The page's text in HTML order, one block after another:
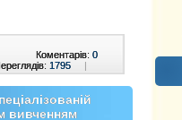
Коментарів: 0
1795 |
вивченням